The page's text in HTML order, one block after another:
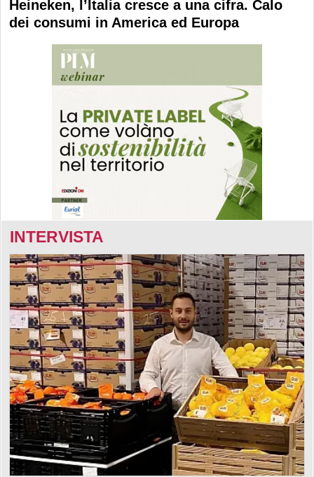
Heineken, l’Italia cresce a una cifra. Calo
dei consumi in America ed Europa
INTERVISTA